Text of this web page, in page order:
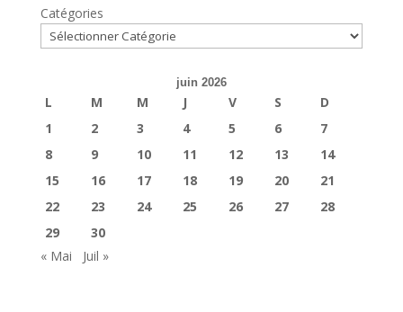
Catégories
juin 2026
L M M J V S
D
1
2 3 4 5 6
7
8
9 10 11 12 13
14
15
16 17 18 19 20
21
22
23 24 25 26 27
28
29
30
« Mai
Juil »